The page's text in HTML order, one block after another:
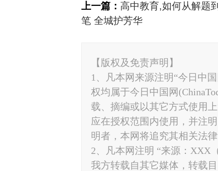
上一篇： 高中教育,如何从解题
笔 全城护芳华
【版权及免责声明】
1、凡本网来源注明“今日中
权均属于今日中国网
载、摘编或以其它方式使用
应在授权范围内使用，并注
明者，本网将追究其相关法
2、凡本网注明 “来源：XXX
我方转载自其它媒体，转载